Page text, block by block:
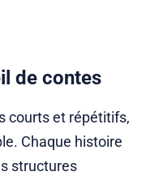
de contes
courts et répétitifs,
Chaque histoire
structures